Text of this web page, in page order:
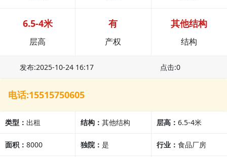
6.5-4米
层高
有
产权
其他结构
结构
发布:2025-10-24 16:17 点击:0
电话:15515750605
类型： 出租 结构：其他结构 层高： 6.5-4米
面积： 8000 独院：是 行业： 食品厂房